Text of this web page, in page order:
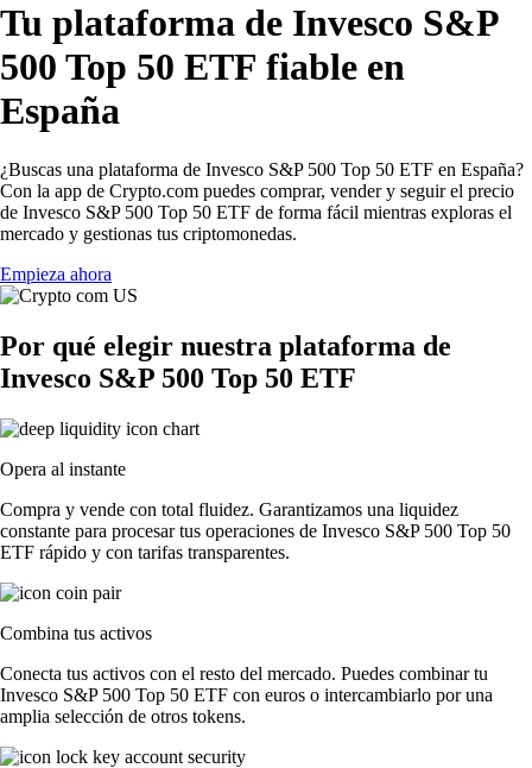
Tu plataforma de Invesco S&P
500 Top 50 ETF fiable en
España
¿Buscas una plataforma de Invesco S&P 500 Top 50 ETF en España?
Con la app de Crypto.com puedes comprar, vender y seguir el precio
de Invesco S&P 500 Top 50 ETF de forma fácil mientras exploras el
mercado y gestionas tus criptomonedas.
Empieza ahora
Por qué elegir nuestra plataforma de
Invesco S&P 500 Top 50 ETF
Opera al instante
Compra y vende con total fluidez. Garantizamos una liquidez
constante para procesar tus operaciones de Invesco S&P 500 Top 50
ETF rápido y con tarifas transparentes.
Combina tus activos
Conecta tus activos con el resto del mercado. Puedes combinar tu
Invesco S&P 500 Top 50 ETF con euros o intercambiarlo por una
amplia selección de otros tokens.